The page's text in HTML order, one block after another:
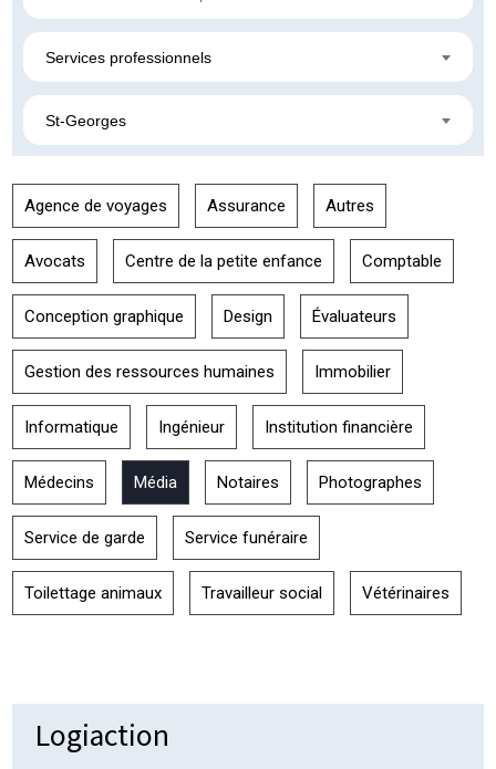
Services professionnels
St-Georges
Agence de voyages Assurance Autres
Avocats Centre de la petite enfance Comptable
Conception graphique Design Évaluateurs
Gestion des ressources humaines Immobilier
Informatique Ingénieur Institution financière
Médecins Média Notaires Photographes
Service de garde Service funéraire
Toilettage animaux Travailleur social Vétérinaires
Logiaction